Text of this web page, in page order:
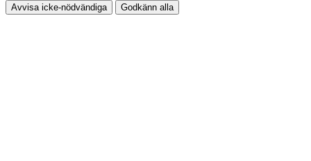
Avvisa icke-nödvändiga Godkänn alla